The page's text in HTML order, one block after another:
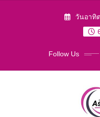
วันอาทิ
Follow Us